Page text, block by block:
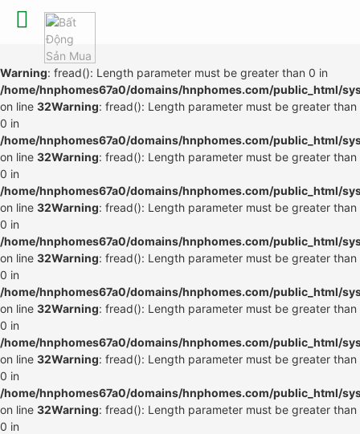
Warning: fread(): Length parameter must be greater than 0 in
/home/hnphomes67a0/domains/hnphomes.com/public_html/
on line 32Warning: fread(): Length parameter must be greater than
0 in
/home/hnphomes67a0/domains/hnphomes.com/public_html/
on line 32Warning: fread(): Length parameter must be greater than
0 in
/home/hnphomes67a0/domains/hnphomes.com/public_html/
on line 32Warning: fread(): Length parameter must be greater than
0 in
/home/hnphomes67a0/domains/hnphomes.com/public_html/
on line 32Warning: fread(): Length parameter must be greater than
0 in
/home/hnphomes67a0/domains/hnphomes.com/public_html/
on line 32Warning: fread(): Length parameter must be greater than
0 in
/home/hnphomes67a0/domains/hnphomes.com/public_html/
on line 32Warning: fread(): Length parameter must be greater than
0 in
/home/hnphomes67a0/domains/hnphomes.com/public_html/
on line 32Warning: fread(): Length parameter must be greater than
0 in